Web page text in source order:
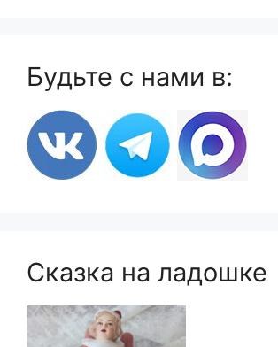
Будьте с нами в:
Сказка на ладошке